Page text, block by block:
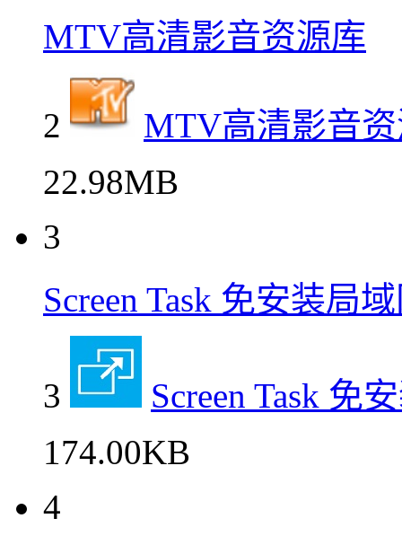
MTV高清影音资源库
2
MTV高清影音
22.98MB
3
Screen Task 免安装局
3
Screen Task 免
174.00KB
4